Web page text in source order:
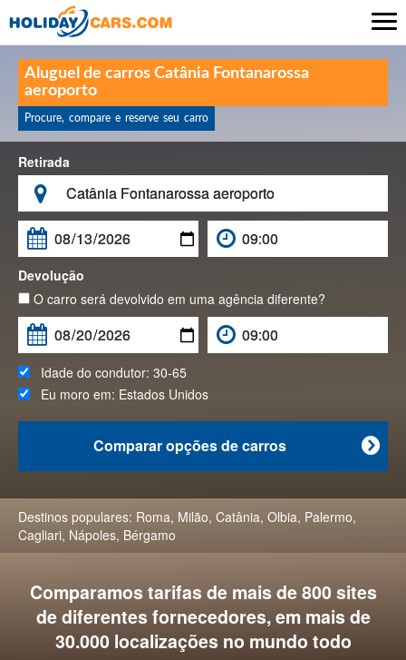
Aluguel de carros Catânia Fontanarossa
aeroporto
Procure, compare e reserve seu carro
Retirada


Devolução
O carro será devolvido em uma agência diferente?
Idade do condutor: 30-65
Eu moro em: Estados Unidos

Comparar opções de carros
Destinos populares: Roma, Milão, Catânia, Olbia, Palermo,
Cagliari, Nápoles, Bérgamo
Comparamos tarifas de mais de 800 sites
de diferentes fornecedores, em mais de
30.000 localizações no mundo todo